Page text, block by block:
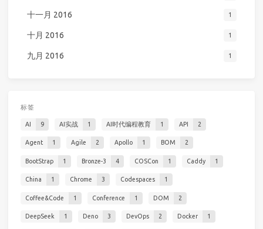
十一月 2016 1
十月 2016 1
九月 2016 1
标签
AI 9 AI实战 1 AI时代编程教育 1 API 2
Agent 1 Agile 2 Apollo 1 BOM 2
BootStrap 1 Bronze-3 4 COSCon 1 Caddy 1
China 1 Chrome 3 Codespaces 1
Coffee&Code 1 Conference 1 DOM 2
DeepSeek 1 Deno 3 DevOps 2 Docker 1